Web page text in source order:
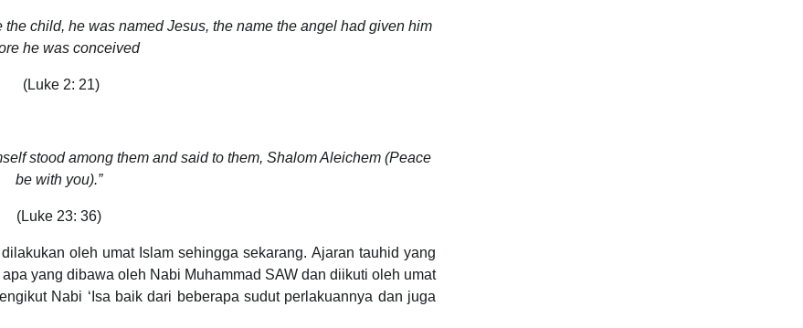
child, he was named Jesus, the name the angel had given him
he was conceived
(Luke 2: 21)
stood among them and said to them, Shalom Aleichem (Peace
be with you).”
(Luke 23: 36)
oleh umat Islam sehingga sekarang. Ajaran tauhid yang
yang dibawa oleh Nabi Muhammad SAW dan diikuti oleh umat
Nabi ‘Isa baik dari beberapa sudut perlakuannya dan juga